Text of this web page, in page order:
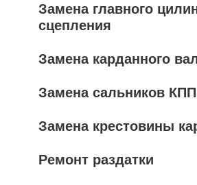
Замена главного
сцепления
Замена карданного
Замена сальников КПП
Замена крестовины
Ремонт раздатки